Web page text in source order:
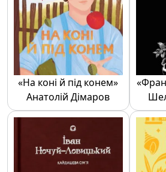
«На коні й під конем»
Анатолій Дімаров